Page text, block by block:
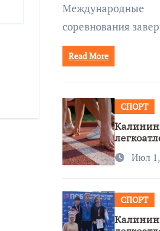
Международные
соревнования
Read More
СПОРТ
бронзы
Июл
СПОРТ